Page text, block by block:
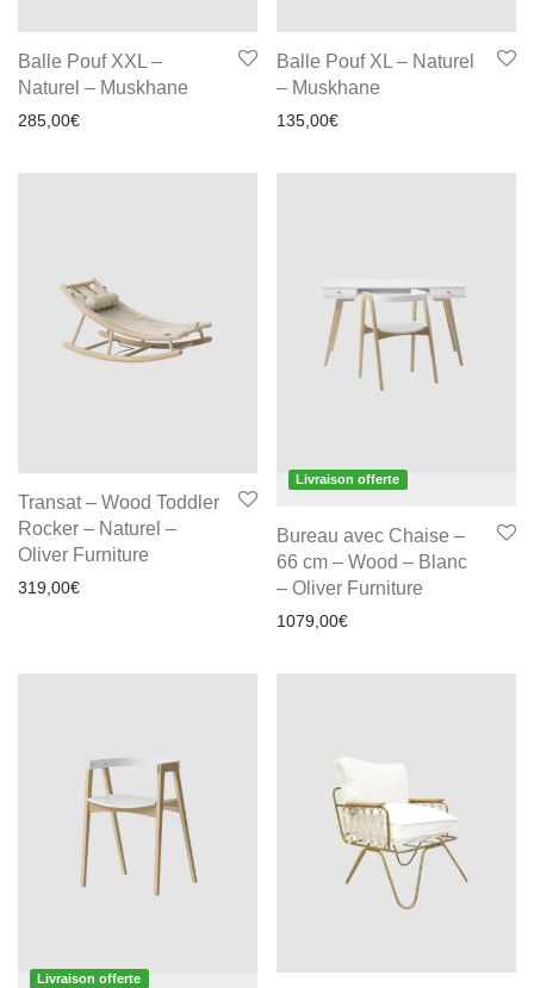
Balle Pouf XXL –
Naturel – Muskhane
285,00€
Balle Pouf XL – Naturel
– Muskhane
135,00€
Transat – Wood Toddler
Rocker – Naturel –
Oliver Furniture
319,00€
Livraison offerte
Bureau avec Chaise –
66 cm – Wood – Blanc
– Oliver Furniture
1079,00€
Livraison offerte